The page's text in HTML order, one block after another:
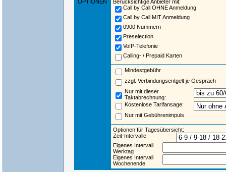
OPTIONEN
Berücksichtige Anbieter mit:
Call by Call OHNE Anmeldung
Call by Call MIT Anmeldung
0900 Nummern
Preselection
VoIP-Telefonie
Calling- / Prepaid Karten
Mindestgebühr
zzgl. Verbindungsentgelt je Gespräch
Nur mit dieser
Taktabrechnung:
Kostenlose Tarifansage:
Nur mit Gebührenimpuls
Optionen für Tagesübersicht:
Zeit-Intervalle
Eigenes Intervall
Werktag
Eigenes Intervall
Wochenende